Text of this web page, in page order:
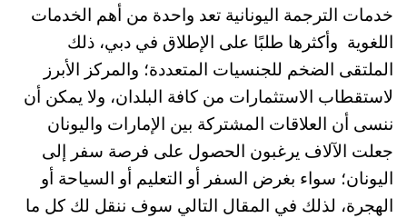
خدمات الترجمة اليونانية تعد واحدة من أهم الخدمات
اللغوية وأكثرها طلبًا على الإطلاق في دبي، ذلك
الملتقى الضخم للجنسيات المتعددة؛ والمركز الأبرز
لاستقطاب الاستثمارات من كافة البلدان، ولا يمكن أن
ننسى أن العلاقات المشتركة بين الإمارات واليونان
جعلت الآلاف يرغبون الحصول على فرصة سفر إلى
اليونان؛ سواء بغرض السفر أو التعليم أو السياحة أو
الهجرة، لذلك في المقال التالي سوف ننقل لك كل ما